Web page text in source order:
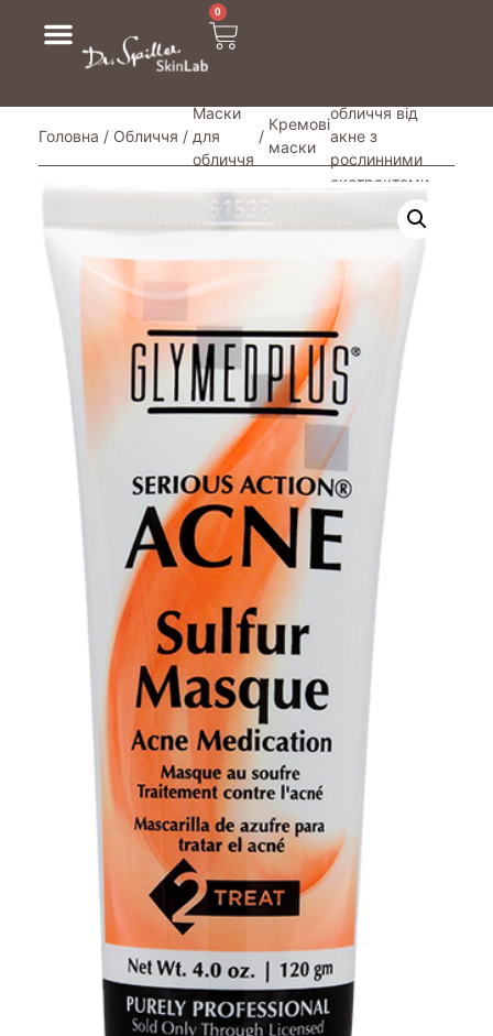
0
Головна / Обличчя /
Маски
для
обличчя
/
Кремові
маски
обличчя від
акне з
рослинними
екстрактами
Sulfur Masque